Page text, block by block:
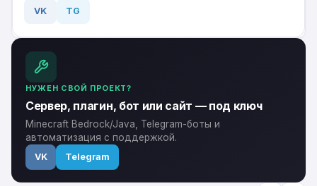
VK TG
НУЖЕН СВОЙ ПРОЕКТ?
Сервер, плагин, бот или сайт — под ключ
Minecraft Bedrock/Java, Telegram-боты и
автоматизация с поддержкой.
VK Telegram